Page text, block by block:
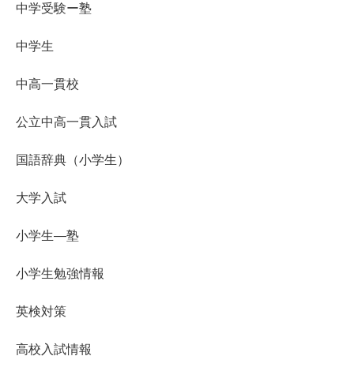
中学受験ー塾
中学生
中高一貫校
公立中高一貫入試
国語辞典（小学生）
大学入試
小学生―塾
小学生勉強情報
英検対策
高校入試情報